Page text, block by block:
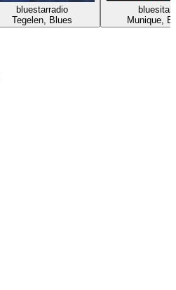
bluestarradio
Tegelen, Blues
Munique,